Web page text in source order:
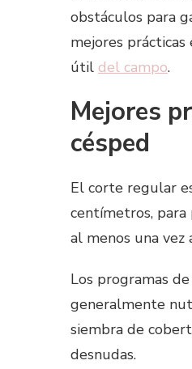
obstáculos para
mejores
útil del campo.
Mejores
césped
El corte regular
centímetros, para
al menos una vez
Los programas
generalmente
siembra de
desnudas.